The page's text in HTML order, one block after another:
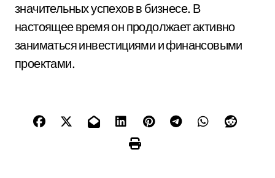
значительных успехов в бизнесе. В
настоящее время он продолжает активно
заниматься инвестициями и финансовыми
проектами.